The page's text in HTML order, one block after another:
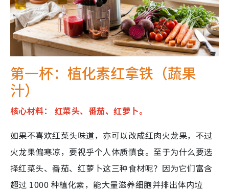
第一杯：植化素红拿铁（蔬果
汁）
核心材料： 红菜头、番茄、红萝卜。
如果不喜欢红菜头味道，亦可以改成红肉火龙果，不过
火龙果偏寒凉，要视乎个人体质慎食。至于为什么要选
择红菜头、番茄、红萝卜这三种食材呢？因为它们富含
超过 1000 种植化素，能大量滋养细胞并排出体内垃